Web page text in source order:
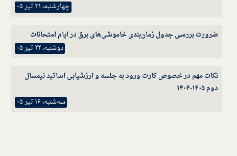
چهارشنبه، ۳۱ تیر ۰۵
ضرورت بررسی جدول زمان‌بندی خاموشی‌های برق در ایام امتحانات
دوشنبه، ۲۲ تیر ۰۵
نکات مهم در خصوص کارت ورود به جلسه و ارزشیابی اساتید نیمسال
دوم ۱۴۰۵-۱۴۰۴
سه‌شنبه، ۱۶ تیر ۰۵